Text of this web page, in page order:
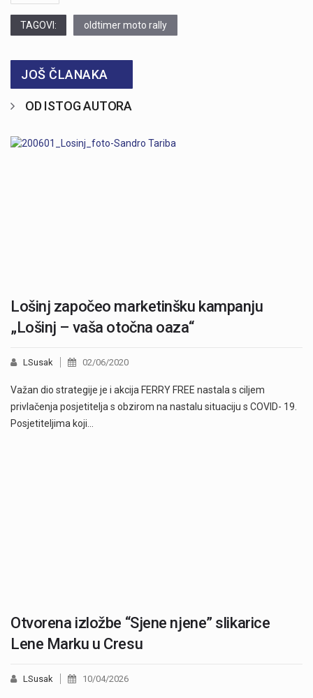
TAGOVI: oldtimer moto rally
JOŠ ČLANAKA
OD ISTOG AUTORA
Lošinj započeo marketinšku kampanju
„Lošinj – vaša otočna oaza“
LSusak 02/06/2020
Važan dio strategije je i akcija FERRY FREE nastala s ciljem
privlačenja posjetitelja s obzirom na nastalu situaciju s COVID- 19.
Posjetiteljima koji…
Otvorena izložbe “Sjene njene” slikarice
Lene Marku u Cresu
LSusak 10/04/2026